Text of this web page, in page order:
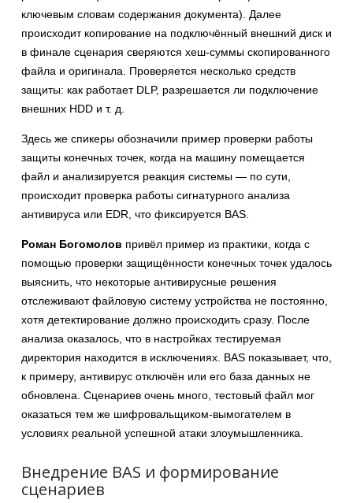
ключевым словам содержания документа). Далее
происходит копирование на подключённый внешний диск и
в финале сценария сверяются хеш-суммы скопированного
файла и оригинала. Проверяется несколько средств
защиты: как работает DLP, разрешается ли подключение
внешних HDD и т. д.
Здесь же спикеры обозначили пример проверки работы
защиты конечных точек, когда на машину помещается
файл и анализируется реакция системы — по сути,
происходит проверка работы сигнатурного анализа
антивируса или EDR, что фиксируется BAS.
Роман Богомолов привёл пример из практики, когда с
помощью проверки защищённости конечных точек удалось
выяснить, что некоторые антивирусные решения
отслеживают файловую систему устройства не постоянно,
хотя детектирование должно происходить сразу. После
анализа оказалось, что в настройках тестируемая
директория находится в исключениях. BAS показывает, что,
к примеру, антивирус отключён или его база данных не
обновлена. Сценариев очень много, тестовый файл мог
оказаться тем же шифровальщиком-вымогателем в
условиях реальной успешной атаки злоумышленника.
Внедрение BAS и формирование
сценариев